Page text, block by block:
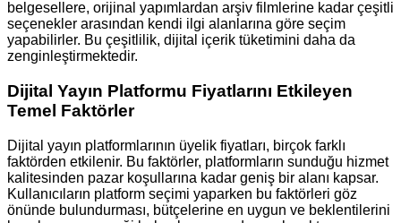
belgesellere, orijinal yapımlardan arşiv filmlerine kadar çeşitli
seçenekler arasından kendi ilgi alanlarına göre seçim
yapabilirler. Bu çeşitlilik, dijital içerik tüketimini daha da
zenginleştirmektedir.
Dijital Yayın Platformu Fiyatlarını Etkileyen
Temel Faktörler
Dijital yayın platformlarının üyelik fiyatları, birçok farklı
faktörden etkilenir. Bu faktörler, platformların sunduğu hizmet
kalitesinden pazar koşullarına kadar geniş bir alanı kapsar.
Kullanıcıların platform seçimi yaparken bu faktörleri göz
önünde bulundurması, bütçelerine en uygun ve beklentilerini